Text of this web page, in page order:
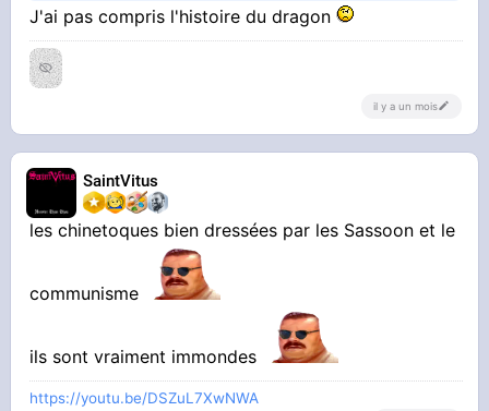
J'ai pas compris l'histoire du dragon
il y a un mois
SaintVitus
les chinetoques bien dressées par les Sassoon et le
communisme
ils sont vraiment immondes
https://youtu.be/DSZuL7XwNWA